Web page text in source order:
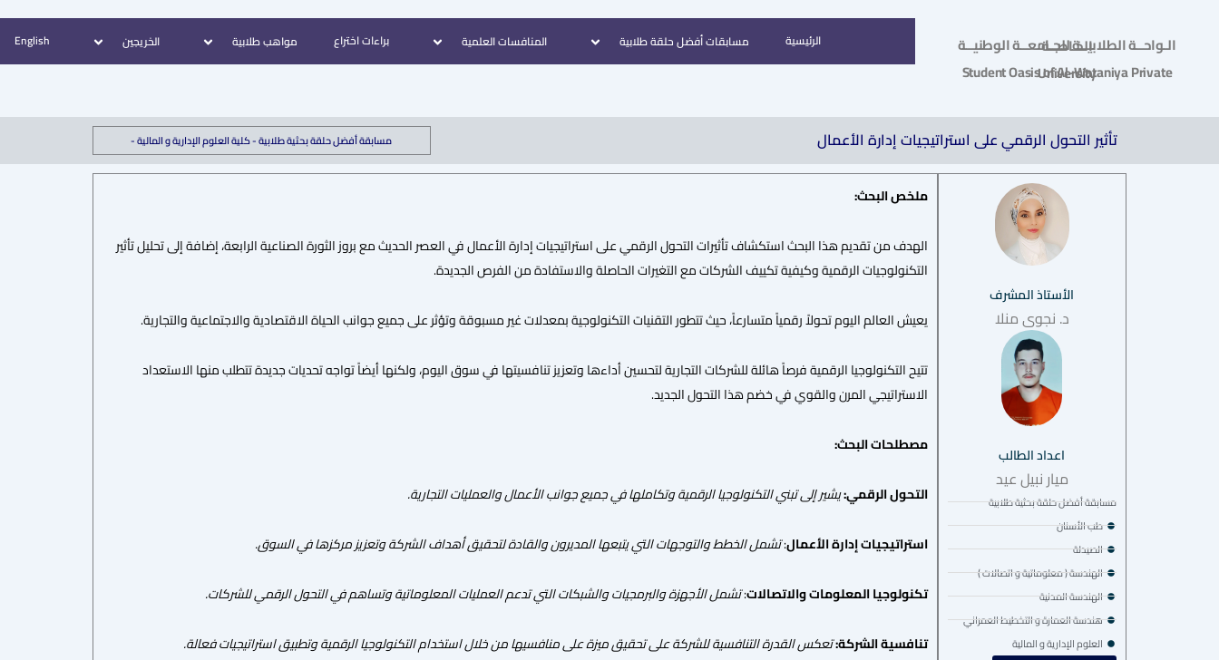
الـواحــة الطلابيــة للجـامعــة الوطنيــة الخـاصــة
Student Oasis of Al-Wataniya Private University
الرئيسية مسابقات أفضل حلقة طلابية المنافسات العلمية براءات اختراع مواهب طلابية الخريجين English
تأثير التحول الرقمي على استراتيجيات إدارة الأعمال مسابقة أفضل حلقة بحثية طلابية - كلية العلوم الإدارية و المالية -
الأستاذ المشرف
د. نجوى منلا
اعداد الطالب
ميار نبيل عيد
مسابقة أفضل حلقة بحثية طلابية
طب الأسنان
الصيدلة
الهندسة ( معلوماتية و اتصالات )
الهندسة المدنية
هندسة العمارة و التخطيط العمراني
العلوم الإدارية و المالية
ملخص البحث:
الهدف من تقديم هذا البحث استكشاف تأثيرات التحول الرقمي على استراتيجيات إدارة الأعمال في العصر الحديث مع بروز الثورة الصناعية الرابعة، إضافة إلى تحليل تأثير
التكنولوجيات الرقمية وكيفية تكييف الشركات مع التغيرات الحاصلة والاستفادة من الفرص الجديدة.
يعيش العالم اليوم تحولاً رقمياً متسارعاً، حيث تتطور التقنيات التكنولوجية بمعدلات غير مسبوقة وتؤثر على جميع جوانب الحياة الاقتصادية والاجتماعية والتجارية.
تتيح التكنولوجيا الرقمية فرصاً هائلة للشركات التجارية لتحسين أداءها وتعزيز تنافسيتها في سوق اليوم، ولكنها أيضاً تواجه تحديات جديدة تتطلب منها الاستعداد
الاستراتيجي المرن والقوي في خضم هذا التحول الجديد.
مصطلحات البحث:
التحول الرقمي:يشير إلى تبني التكنولوجيا الرقمية وتكاملها في جميع جوانب الأعمال والعمليات التجارية.
استراتيجيات إدارة الأعمال:تشمل الخطط والتوجهات التي يتبعها المديرون والقادة لتحقيق أهداف الشركة وتعزيز مركزها في السوق.
تكنولوجيا المعلومات والاتصالات:تشمل الأجهزة والبرمجيات والشبكات التي تدعم العمليات المعلوماتية وتساهم في التحول الرقمي للشركات.
تنافسية الشركة:تعكس القدرة التنافسية للشركة على تحقيق ميزة على منافسيها من خلال استخدام التكنولوجيا الرقمية وتطبيق استراتيجيات فعالة.